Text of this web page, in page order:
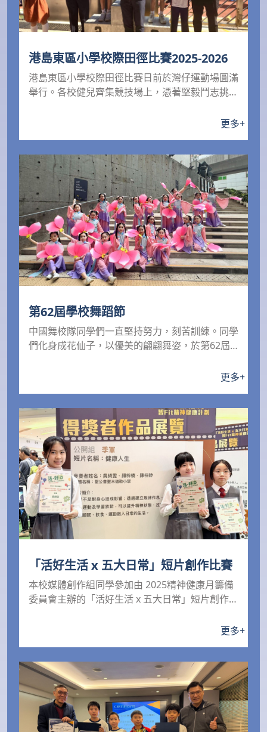
港島東區小學校際田徑比賽2025-2026
港島東區小學校際田徑比賽日前於灣仔運動場圓滿
舉行。各校健兒齊集競技場上，憑著堅毅鬥志挑戰
更多+
第62屆學校舞蹈節
中國舞校隊同學們一直堅持努力，刻苦訓練。同學
們化身成花仙子，以優美的翩翩舞姿，於第62屆
更多+
「活好生活 x 五大日常」短片創作比賽
本校媒體創作組同學參加由 2025精神健康月籌備
委員會主辦的「活好生活 x 五大日常」短片創作比
更多+